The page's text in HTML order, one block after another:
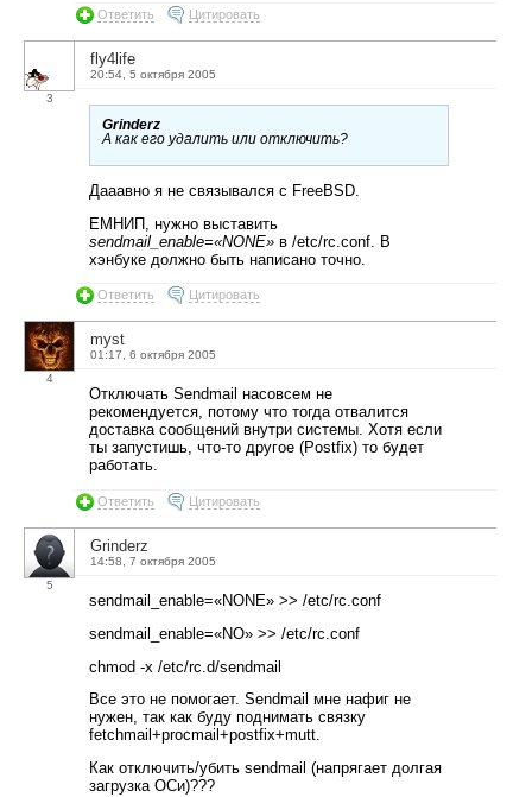
Ответить Цитировать
3
fly4life
20:54, 5 октября 2005
Grinderz
А как его удалить или отключить?
Дааавно я не связывался с FreeBSD.
ЕМНИП, нужно выставить
sendmail_enable=«NONE» в /etc/rc.conf. В
хэнбуке должно быть написано точно.
Ответить Цитировать
4
myst
01:17, 6 октября 2005
Отключать Sendmail насовсем не
рекомендуется, потому что тогда отвалится
доставка сообщений внутри системы. Хотя если
ты запустишь, что-то другое (Postfix) то будет
работать.
Ответить Цитировать
5
Grinderz
14:58, 7 октября 2005
sendmail_enable=«NONE» >> /etc/rc.conf
sendmail_enable=«NO» >> /etc/rc.conf
chmod -x /etc/rc.d/sendmail
Все это не помогает. Sendmail мне нафиг не
нужен, так как буду поднимать связку
fetchmail+procmail+postfix+mutt.
Как отключить/убить sendmail (напрягает долгая
загрузка ОСи)???